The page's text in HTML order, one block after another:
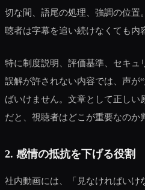
切な間、語尾の処理、強調の位置
聴者は字幕を追い続けなくても内
特に制度説明、評価基準、セキュ
誤解が許されない内容では、声が
ばいけません。文章として正しい
だと、視聴者はどこが重要なのか
2. 感情の抵抗を下げる役割
社内動画には、「見なければいけ